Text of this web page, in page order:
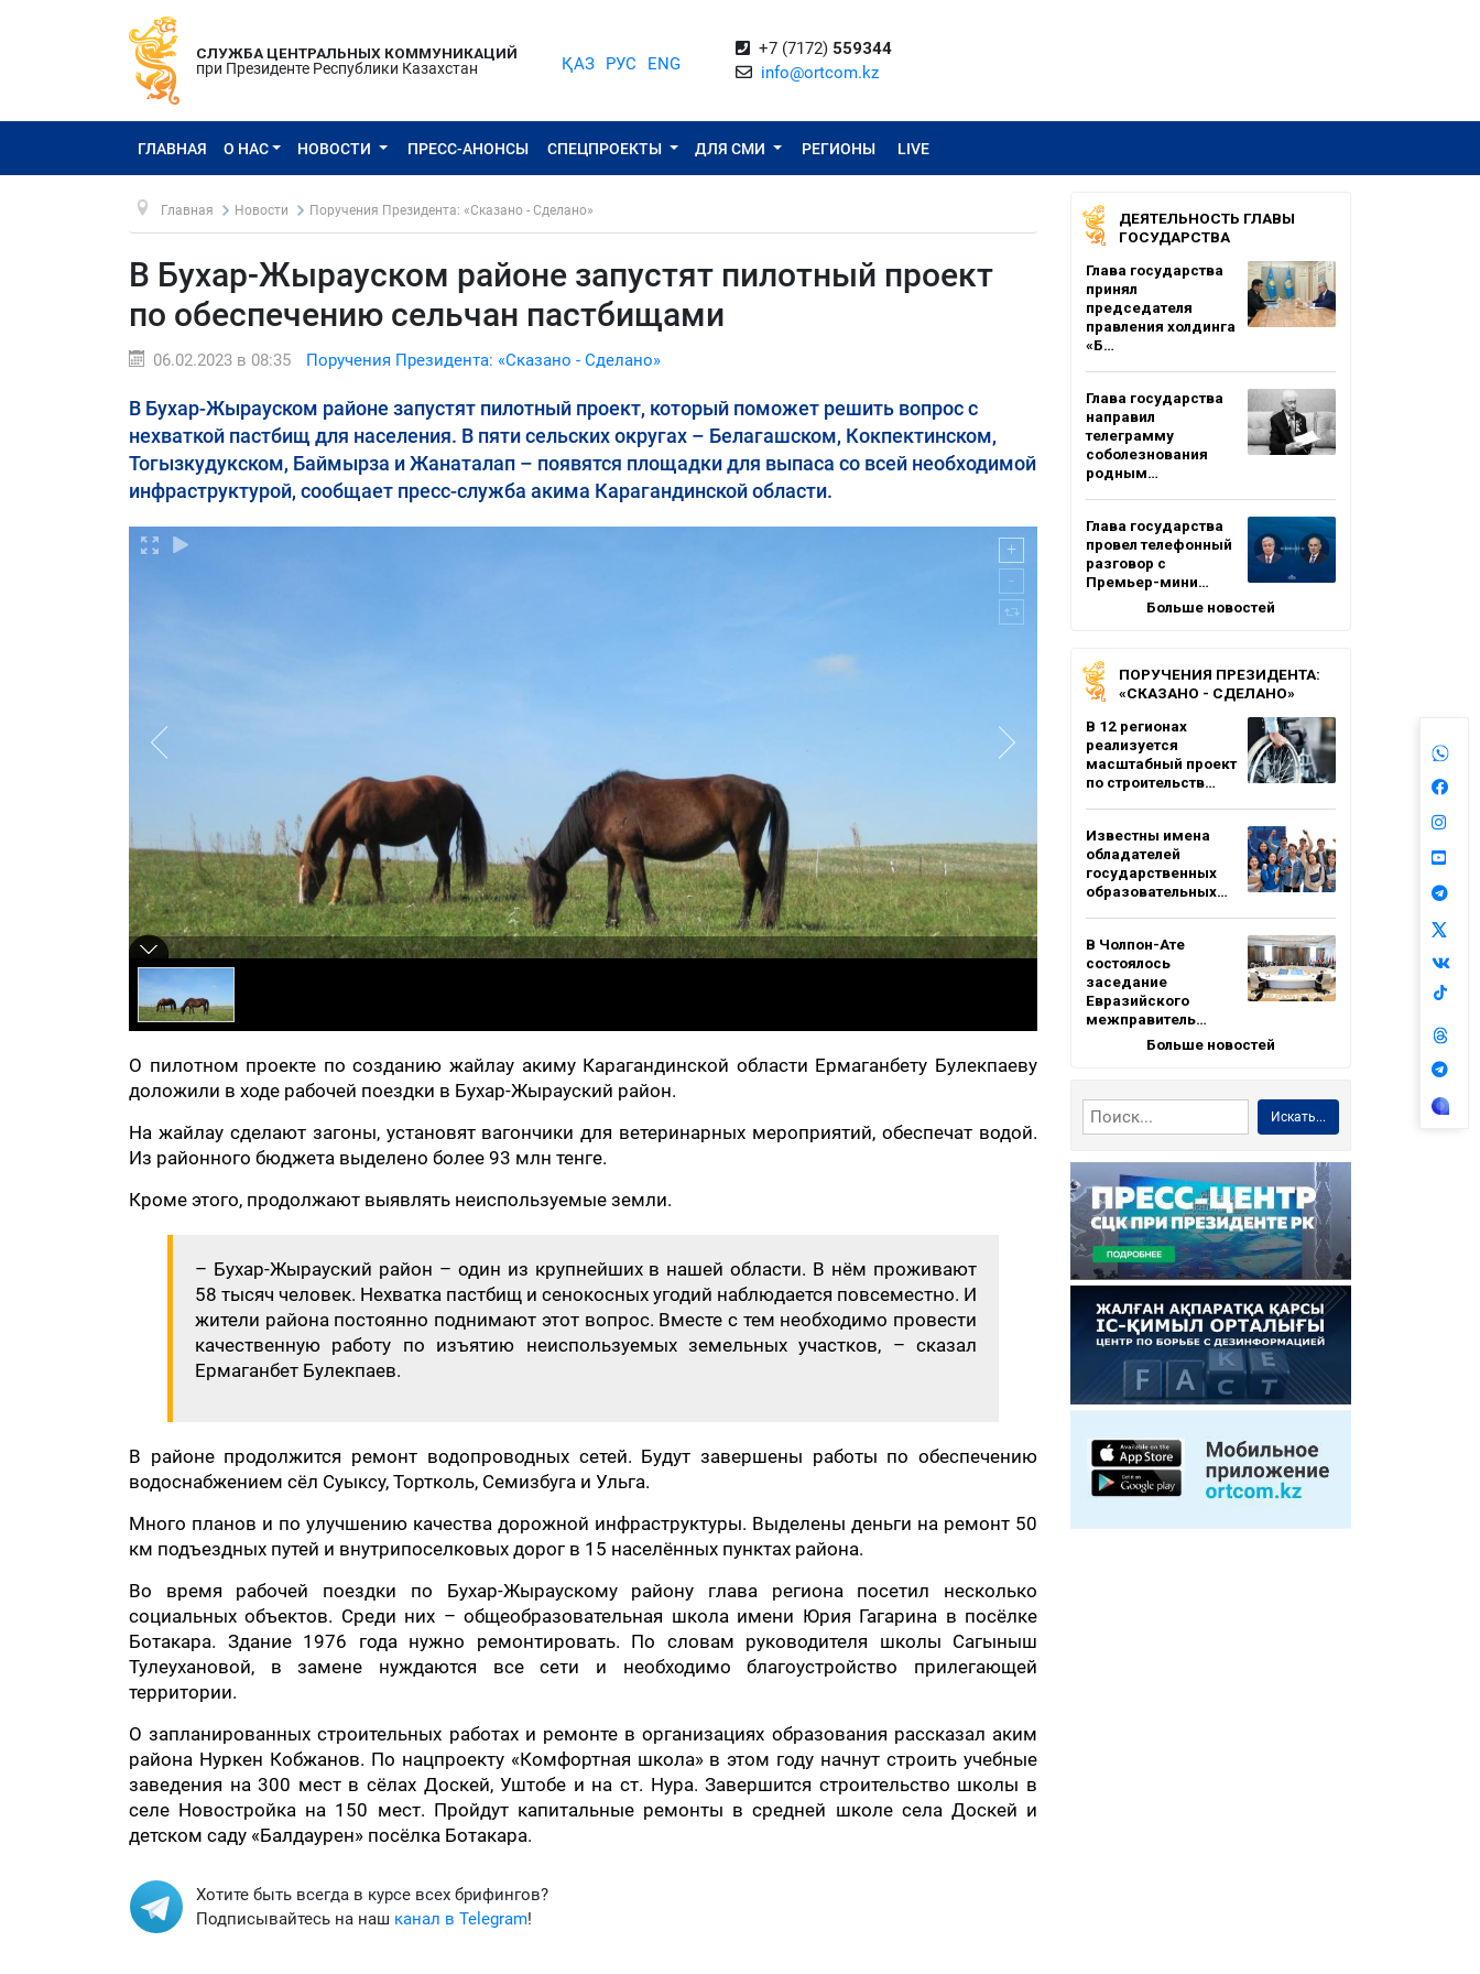
СЛУЖБА ЦЕНТРАЛЬНЫХ КОММУНИКАЦИЙ
при Президенте Республики Казахстан
ҚАЗ РУС ENG
+7 (7172) 559344
info@ortcom.kz
ГЛАВНАЯ О НАС НОВОСТИ ПРЕСС-АНОНСЫ СПЕЦПРОЕКТЫ ДЛЯ СМИ РЕГИОНЫ LIVE
Главная Новости Поручения Президента: «Сказано - Сделано»
В Бухар-Жырауском районе запустят пилотный проект
по обеспечению сельчан пастбищами
06.02.2023 в 08:35 Поручения Президента: «Сказано - Сделано»
В Бухар-Жырауском районе запустят пилотный проект, который поможет решить вопрос с
нехваткой пастбищ для населения. В пяти сельских округах – Белагашском, Кокпектинском,
Тогызкудукском, Баймырза и Жанаталап – появятся площадки для выпаса со всей необходимой
инфраструктурой, сообщает пресс-служба акима Карагандинской области.
О пилотном проекте по созданию жайлау акиму Карагандинской области Ермаганбету Булекпаеву
доложили в ходе рабочей поездки в Бухар-Жырауский район.
На жайлау сделают загоны, установят вагончики для ветеринарных мероприятий, обеспечат водой.
Из районного бюджета выделено более 93 млн тенге.
Кроме этого, продолжают выявлять неиспользуемые земли.
– Бухар-Жырауский район – один из крупнейших в нашей области. В нём проживают
58 тысяч человек. Нехватка пастбищ и сенокосных угодий наблюдается повсеместно. И
жители района постоянно поднимают этот вопрос. Вместе с тем необходимо провести
качественную работу по изъятию неиспользуемых земельных участков, – сказал
Ермаганбет Булекпаев.
В районе продолжится ремонт водопроводных сетей. Будут завершены работы по обеспечению
водоснабжением сёл Суыксу, Тортколь, Семизбуга и Ульга.
Много планов и по улучшению качества дорожной инфраструктуры. Выделены деньги на ремонт 50
км подъездных путей и внутрипоселковых дорог в 15 населённых пунктах района.
Во время рабочей поездки по Бухар-Жыраускому району глава региона посетил несколько
социальных объектов. Среди них – общеобразовательная школа имени Юрия Гагарина в посёлке
Ботакара. Здание 1976 года нужно ремонтировать. По словам руководителя школы Сагыныш
Тулеухановой, в замене нуждаются все сети и необходимо благоустройство прилегающей
территории.
О запланированных строительных работах и ремонте в организациях образования рассказал аким
района Нуркен Кобжанов. По нацпроекту «Комфортная школа» в этом году начнут строить учебные
заведения на 300 мест в сёлах Доскей, Уштобе и на ст. Нура. Завершится строительство школы в
селе Новостройка на 150 мест. Пройдут капитальные ремонты в средней школе села Доскей и
детском саду «Балдаурен» посёлка Ботакара.
Хотите быть всегда в курсе всех брифингов?
Подписывайтесь на наш канал в Telegram!
ДЕЯТЕЛЬНОСТЬ ГЛАВЫ
ГОСУДАРСТВА
Глава государства
принял
председателя
правления холдинга
«Б…
Глава государства
направил
телеграмму
соболезнования
родным…
Глава государства
провел телефонный
разговор с
Премьер-мини…
Больше новостей
ПОРУЧЕНИЯ ПРЕЗИДЕНТА:
«СКАЗАНО - СДЕЛАНО»
В 12 регионах
реализуется
масштабный проект
по строительств…
Известны имена
обладателей
государственных
образовательных…
В Чолпон-Ате
состоялось
заседание
Евразийского
межправитель…
Больше новостей
Искать...